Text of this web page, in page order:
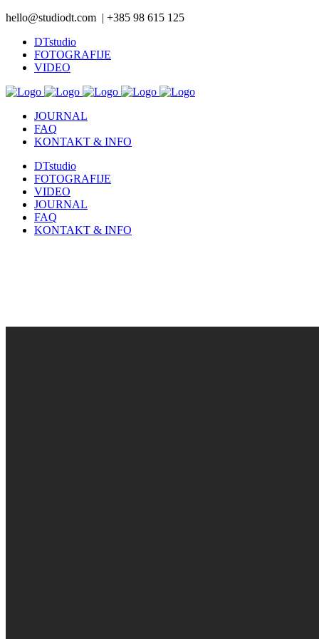
hello@studiodt.com | +385 98 615 125
DTstudio
FOTOGRAFIJE
VIDEO
JOURNAL
FAQ
KONTAKT & INFO
DTstudio
FOTOGRAFIJE
VIDEO
JOURNAL
FAQ
KONTAKT & INFO